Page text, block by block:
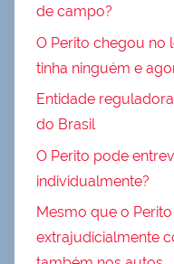
de campo?
O Perito chegou no
tinha ninguém e
Entidade
do Brasil
O Perito pode
individualmente?
Mesmo que o
extrajudicialmente